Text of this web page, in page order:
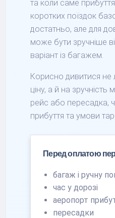
та коли саме
коротких поїздок
достатньо, але для
може бути зручніше
варіант із багажем.
Корисно дивитися не
ціну, а й на
рейс або пересадка,
прибуття та умови
Перед оплатою
багаж і ручну
час у дорозі
аеропорт
пересадки